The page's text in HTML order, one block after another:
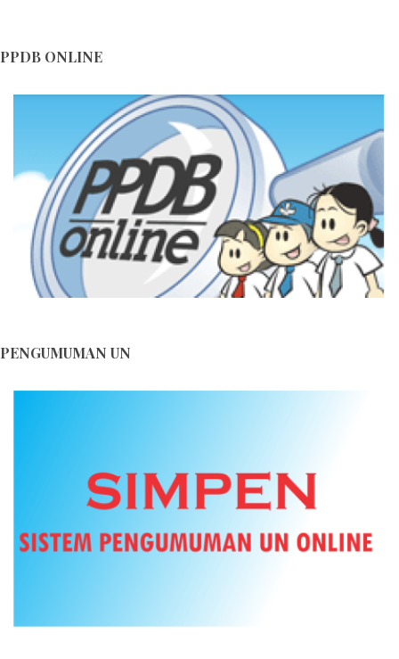
Blog Himbauan Menjaga dan Melestarikan Lingkungan ...
PPDB ONLINE
PENGUMUMAN UN